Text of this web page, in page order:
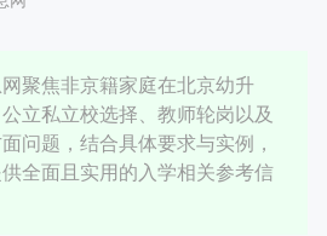
聚焦非京籍家庭在北京幼升
立私立校选择、教师轮岗以及
问题，结合具体要求与实例，
全面且实用的入学相关参考信